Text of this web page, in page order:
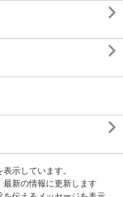



示しています。
最新の情報に更新します